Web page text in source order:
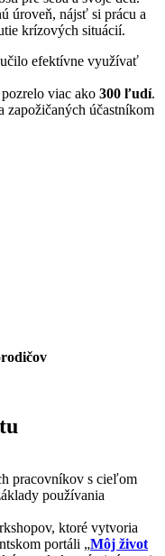
úroveň, nájsť si prácu a
krízových situácií.
efektívne využívať
viac ako 300 ľudí.
zapožičaných účastníkom
pracovníkov s cieľom
používania
ktoré vytvoria
portáli „Môj život